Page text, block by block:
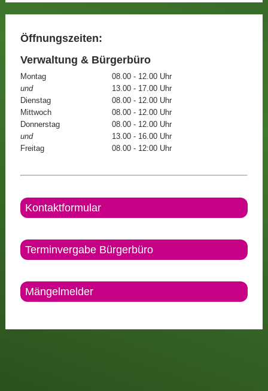
Öffnungszeiten:
Verwaltung & Bürgerbüro
Montag
08.00 - 12.00 Uhr
und
13.00 - 17.00 Uhr
Dienstag
08.00 - 12.00 Uhr
Mittwoch
08.00 - 12.00 Uhr
Donnerstag
08.00 - 12.00 Uhr
und
13.00 - 16.00 Uhr
Freitag
08.00 - 12:00 Uhr
Kontaktformular
Terminvergabe Bürgerbüro
Mängelmelder